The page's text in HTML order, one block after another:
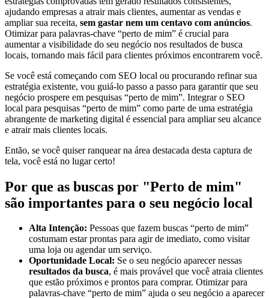
ajudando empresas a atrair mais clientes, aumentar as vendas e
ampliar sua receita, sem gastar nem um centavo com anúncios.
Otimizar para palavras-chave “perto de mim” é crucial para
aumentar a visibilidade do seu negócio nos resultados de busca
locais, tornando mais fácil para clientes próximos encontrarem você.
Se você está começando com SEO local ou procurando refinar sua
estratégia existente, vou guiá-lo passo a passo para garantir que seu
negócio prospere em pesquisas “perto de mim”. Integrar o SEO
local para pesquisas “perto de mim” como parte de uma estratégia
abrangente de marketing digital é essencial para ampliar seu alcance
e atrair mais clientes locais.
Então, se você quiser ranquear na área destacada desta captura de
tela, você está no lugar certo!
Por que as buscas por "Perto de mim"
são importantes para o seu negócio local
Alta Intenção: Pessoas que fazem buscas “perto de mim”
costumam estar prontas para agir de imediato, como visitar
uma loja ou agendar um serviço.
Oportunidade Local: Se o seu negócio aparecer nessas
resultados da busca, é mais provável que você atraia clientes
que estão próximos e prontos para comprar. Otimizar para
palavras-chave “perto de mim” ajuda o seu negócio a aparecer